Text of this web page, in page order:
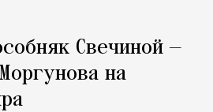
Свечиной —
на